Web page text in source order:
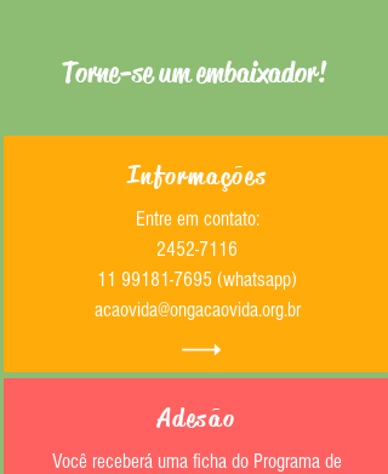
Torne-se um embaixador!
Informações
Entre em contato:
2452-7116
11 99181-7695 (whatsapp)
acaovida@ongacaovida.org.br
Adesão
Você receberá uma ficha do Programa de